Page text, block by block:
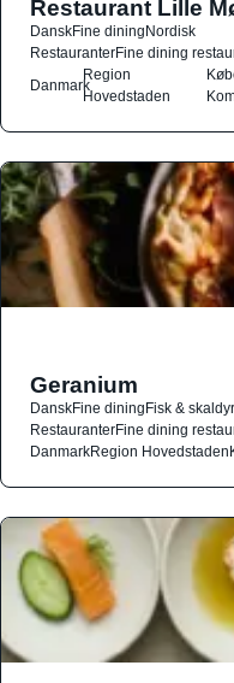
Restaurant Lille
DanskFine diningNordisk
RestauranterFine dining
Danmark
Region
Hovedstaden
Geranium
DanskFine diningFisk & skaldyr
RestauranterFine dining
DanmarkRegion Hovedstaden